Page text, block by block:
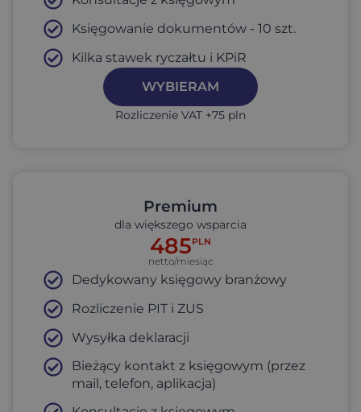
Księgowanie dokumentów - 10 szt.
Kilka stawek ryczałtu i KPiR​
WYBIERAM
Rozliczenie VAT +75 pln
Premium
dla większego wsparcia
485PLN
netto/miesiąc
Dedykowany księgowy branżowy
Rozliczenie PIT i ZUS
Wysyłka deklaracji
Bieżący kontakt z księgowym (przez
mail, telefon, aplikacja)